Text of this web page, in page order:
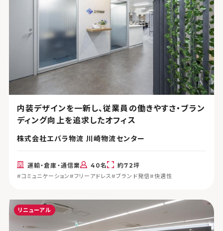
内装デザインを一新し、従業員の働きやすさ・ブラン
ディング向上を追求したオフィス
株式会社エバラ物流 川崎物流センター
運輸・倉庫・通信業 40名 約72坪
#コミュニケーション#フリーアドレス#ブランド発信#快適性
リニューアル